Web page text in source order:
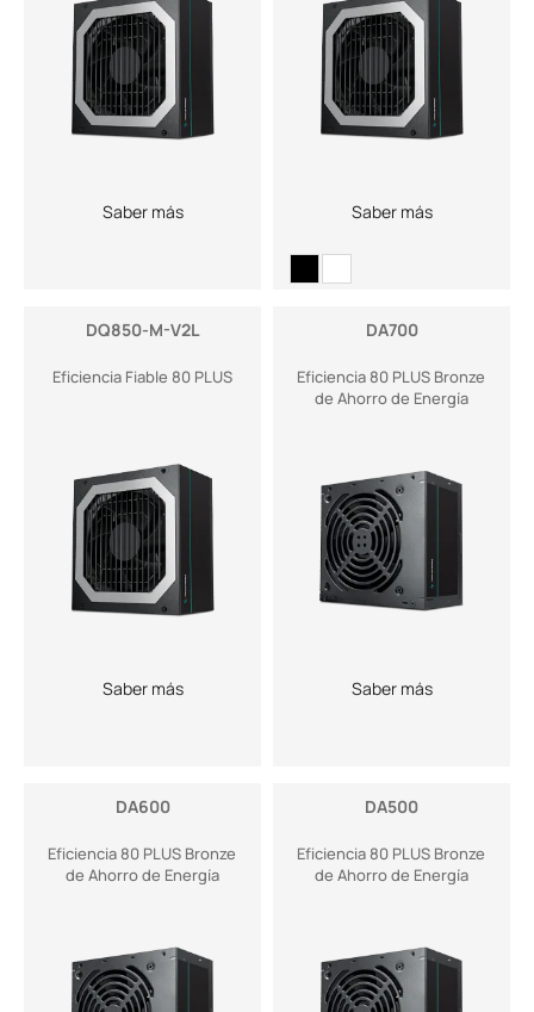
Saber más Saber más
DQ850-M-V2L
Eficiencia Fiable 80 PLUS
Saber más
DA700
Eficiencia 80 PLUS Bronze
de Ahorro de Energía
Saber más
DA600
Eficiencia 80 PLUS Bronze
de Ahorro de Energía
DA500
Eficiencia 80 PLUS Bronze
de Ahorro de Energía